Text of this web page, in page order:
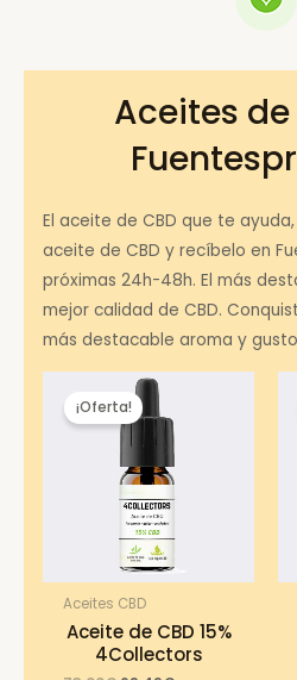
Aceites de
El aceite de CBD que te
aceite de CBD y recíbelo en
próximas 24h-48h. El más
mejor calidad de CBD.
más destacable aroma y
¡Oferta!
Aceites CBD
Aceite de CBD 15%
4Collectors